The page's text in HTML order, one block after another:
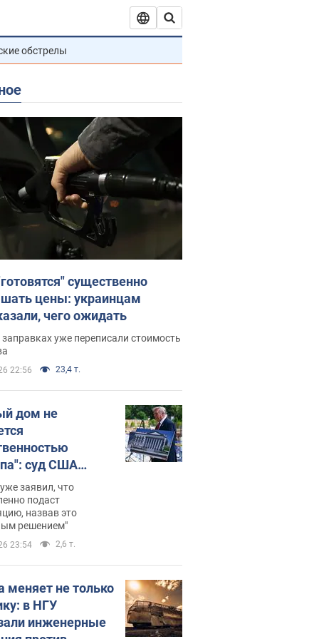
обстрелы
существенно
цены: украинцам
чего ожидать
уже переписали стоимость
22:56 23,4 т.
дом не
суд США
зала
400 млн
заявил, что
подаст
назвав это
решением"
23:54 2,6 т.
меняет не только
в НГУ
инженерные